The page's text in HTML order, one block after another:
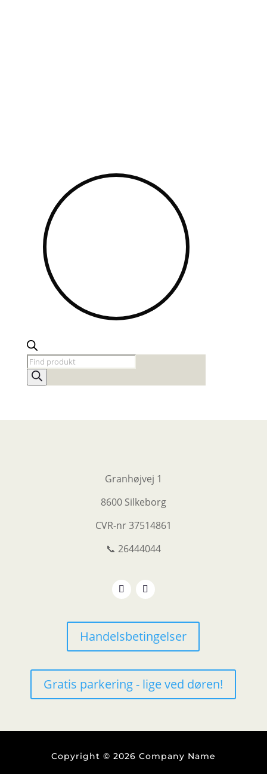
Products
search
Granhøjvej 1
8600 Silkeborg
CVR-nr37514861
📞 26444044
Handelsbetingelser
Gratis parkering - lige ved døren!
Copyright © 2026 Company Name